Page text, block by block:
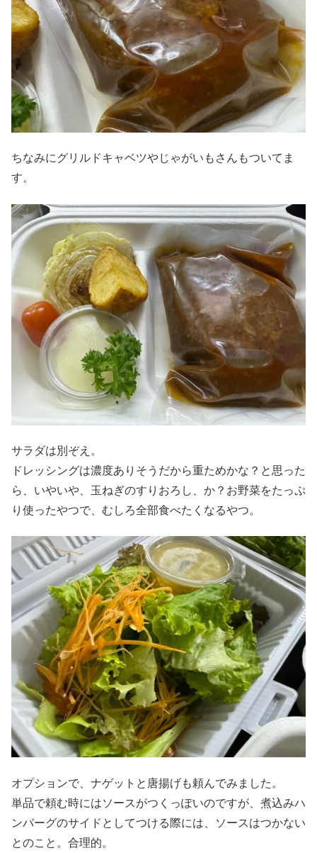
ちなみにグリルドキャベツやじゃがいもさんもついてま
す。
サラダは別ぞえ。
ドレッシングは濃度ありそうだから重ためかな？と思った
ら、いやいや、玉ねぎのすりおろし、か？お野菜をたっぷ
り使ったやつで、むしろ全部食べたくなるやつ。
オプションで、ナゲットと唐揚げも頼んでみました。
単品で頼む時にはソースがつくっぽいのですが、煮込みハ
ンバーグのサイドとしてつける際には、ソースはつかない
とのこと。合理的。